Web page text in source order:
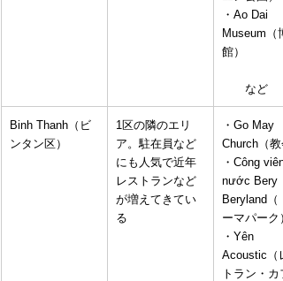
・Ao Dai
Museum（
館）
など
Binh Thanh（ビ
ンタン区）
1区の隣のエリ
ア。駐在員など
にも人気で近年
レストランなど
が増えてきてい
る
・Go May
Church（教
・Công viên
nước Bery
Beryland（
ーマパーク
・Yên
Acoustic（
トラン・カ